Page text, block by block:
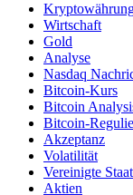
Wirtschaft
Gold
Analyse
Nasdaq
Bitcoin-Kurs
Bitcoin
Bitcoin-
Akzeptanz
Volatilität
Vereinigte
Aktien